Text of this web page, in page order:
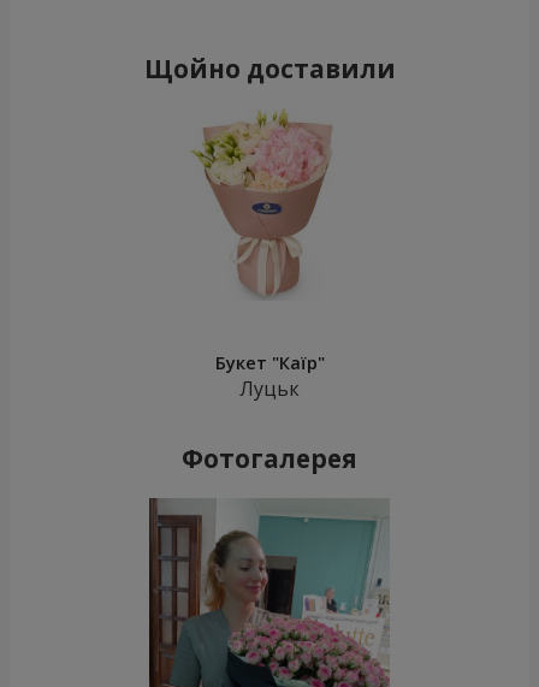
Щойно доставили
Букет "Каїр"
Луцьк
Фотогалерея